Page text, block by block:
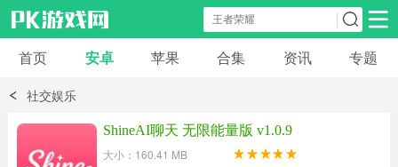
安卓应用 安卓游戏
首页 安卓 苹果 合集 资讯 专题
社交娱乐
ShineAI聊天 无限能量版 v1.0.9
大小：160.41 MB